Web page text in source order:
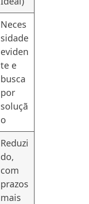
Neces
sidade
eviden
te e
busca
por
soluçã
o
Reduzi
do,
com
prazos
mais